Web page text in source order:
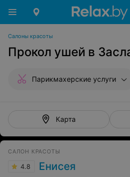
Салоны красоты
Прокол ушей в
Парикмахерские услуги
Карта
САЛОН КРАСОТЫ
4.8 Енисея